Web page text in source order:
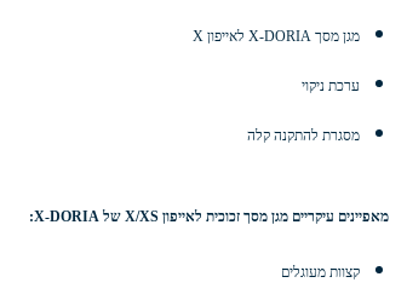
מגן מסך X-DORIA לאייפון X
ערכת ניקוי
מסגרת להתקנה קלה
מאפיינים עיקריים מגן מסך זכוכית לאייפון X/XS של X-DORIA :
קצוות מעוגלים